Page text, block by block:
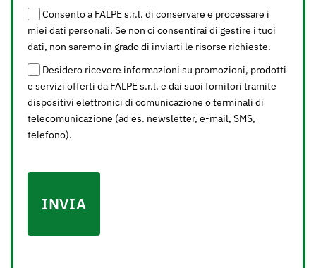
Consento a FALPE s.r.l. di conservare e processare i
miei dati personali. Se non ci consentirai di gestire i tuoi
dati, non saremo in grado di inviarti le risorse richieste.
Desidero ricevere informazioni su promozioni, prodotti
e servizi offerti da FALPE s.r.l. e dai suoi fornitori tramite
dispositivi elettronici di comunicazione o terminali di
telecomunicazione (ad es. newsletter, e-mail, SMS,
telefono).
INVIA